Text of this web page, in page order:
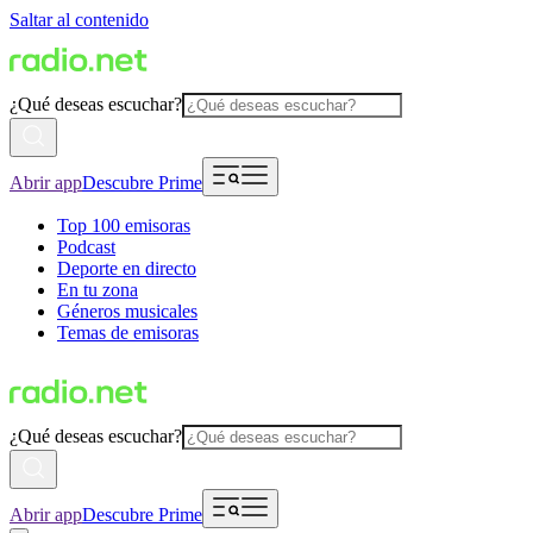
Saltar al contenido
¿Qué deseas escuchar?
Abrir appDescubre Prime
Top 100 emisoras
Podcast
Deporte en directo
En tu zona
Géneros musicales
Temas de emisoras
¿Qué deseas escuchar?
Abrir appDescubre Prime